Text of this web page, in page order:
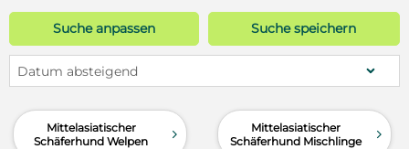
Suche anpassen Suche speichern
Datum absteigend
Mittelasiatischer
Schäferhund Welpen
d
Mittelasiatischer
Schäferhund Mischlinge
d